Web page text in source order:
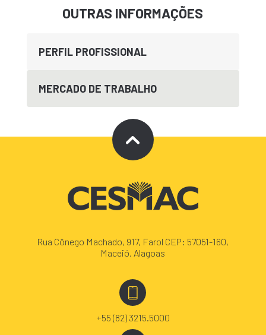
OUTRAS INFORMAÇÕES
PERFIL PROFISSIONAL
MERCADO DE TRABALHO
Rua Cônego Machado, 917, Farol CEP: 57051-160,
Maceió, Alagoas
+55 (82) 3215.5000